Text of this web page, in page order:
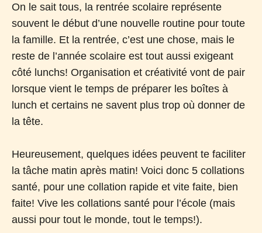
On le sait tous, la rentrée scolaire représente
souvent le début d’une nouvelle routine pour toute
la famille. Et la rentrée, c’est une chose, mais le
reste de l’année scolaire est tout aussi exigeant
côté lunchs! Organisation et créativité vont de pair
lorsque vient le temps de préparer les boîtes à
lunch et certains ne savent plus trop où donner de
la tête.
Heureusement, quelques idées peuvent te faciliter
la tâche matin après matin! Voici donc 5 collations
santé, pour une collation rapide et vite faite, bien
faite! Vive les collations santé pour l’école (mais
aussi pour tout le monde, tout le temps!).